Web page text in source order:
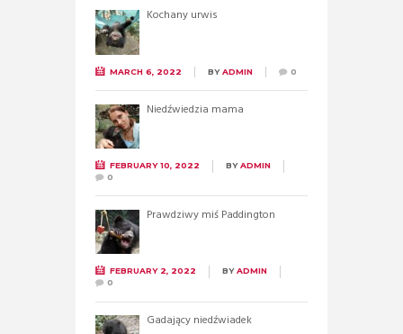
Kochany urwis
MARCH 6, 2022 BYADMIN 0
Niedźwiedzia mama
FEBRUARY 10, 2022 BYADMIN
0
Prawdziwy miś Paddington
FEBRUARY 2, 2022 BYADMIN
0
Gadający niedźwiadek